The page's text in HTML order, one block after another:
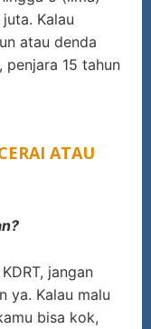
Kalau
atau denda
penjara 15 tahun
ATAU
jangan
ya. Kalau malu
bisa kok,